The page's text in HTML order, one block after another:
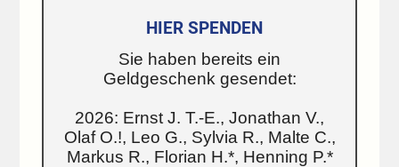
HIER SPENDEN
Sie haben bereits ein
Geldgeschenk gesendet:
2026: Ernst J. T.-E., Jonathan V.,
Olaf O.!, Leo G., Sylvia R., Malte C.,
Markus R., Florian H.*, Henning P.*